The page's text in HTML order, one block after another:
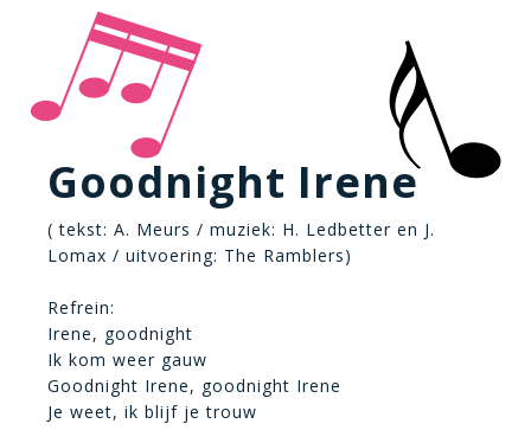
Goodnight Irene
( tekst: A. Meurs / muziek: H. Ledbetter en J.
Lomax / uitvoering: The Ramblers)
Refrein:
Irene, goodnight
Ik kom weer gauw
Goodnight Irene, goodnight Irene
Je weet, ik blijf je trouw